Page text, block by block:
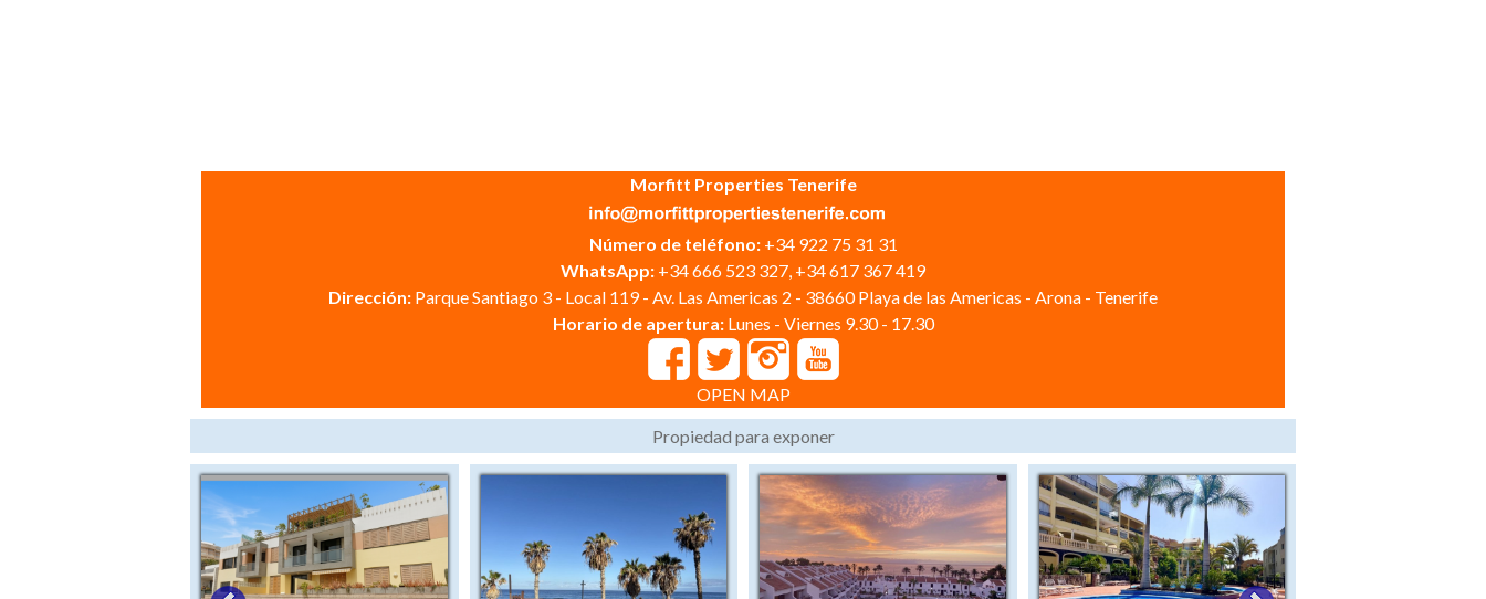
Morfitt Properties Tenerife
Número de teléfono: +34 922 75 31 31
WhatsApp: +34 666 523 327, +34 617 367 419
Dirección: Parque Santiago 3 - Local 119 - Av. Las Americas 2 - 38660 Playa de las Americas - Arona - Tenerife
Horario de apertura: Lunes - Viernes 9.30 - 17.30
OPEN MAP
Propiedad para exponer